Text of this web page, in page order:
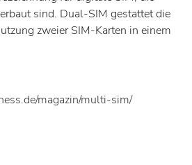
sind. Dual-SIM gestattet die
zweier SIM-Karten in einem
magazin/multi-sim/